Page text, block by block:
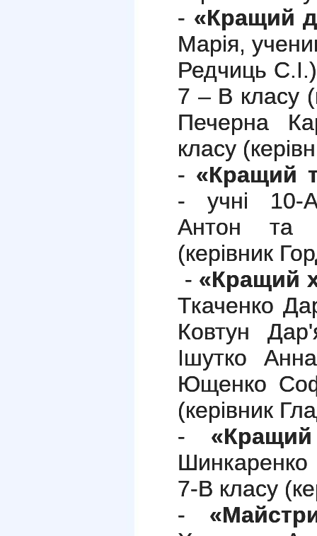
- «Кращий
Марія,
Редчиць
7 – В класу
Печерна
класу
- «Кращий
- учні 10-А
Антон та
(керівник
- «Кращий
Ткаченко
Ковтун
Ішутко
Ющенко
(керівник
-
7-В класу
-